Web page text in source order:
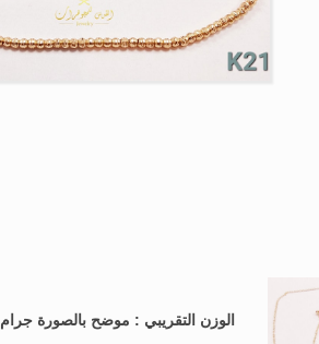
الوزن التقريبي : موضح بالصورة جرام